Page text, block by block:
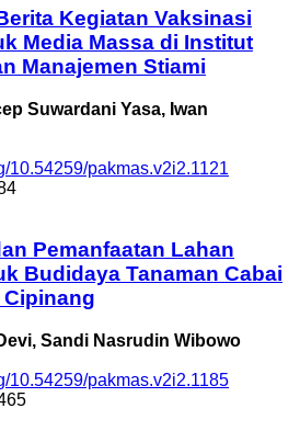
Kegiatan Vaksinasi
Media Massa di Institut
Manajemen Stiami
Suwardani Yasa, Iwan
10.54259/pakmas.v2i2.1121
Pemanfaatan Lahan
Budidaya Tanaman Cabai
Cipinang
Sandi Nasrudin Wibowo
10.54259/pakmas.v2i2.1185